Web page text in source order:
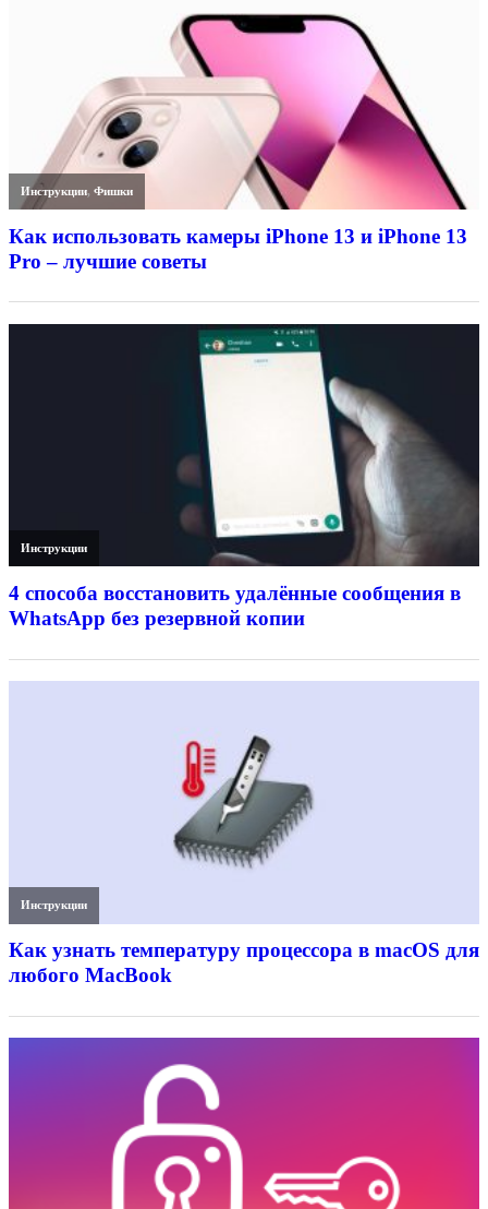
Инструкции,Фишки
Как использовать камеры iPhone 13 и iPhone 13
Pro – лучшие советы
Инструкции
4 способа восстановить удалённые сообщения в
WhatsApp без резервной копии
Инструкции
Как узнать температуру процессора в macOS для
любого MacBook